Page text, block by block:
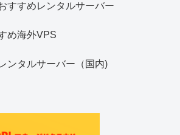
すすめレンタルサーバー
め海外VPS
ンタルサーバー（国内)